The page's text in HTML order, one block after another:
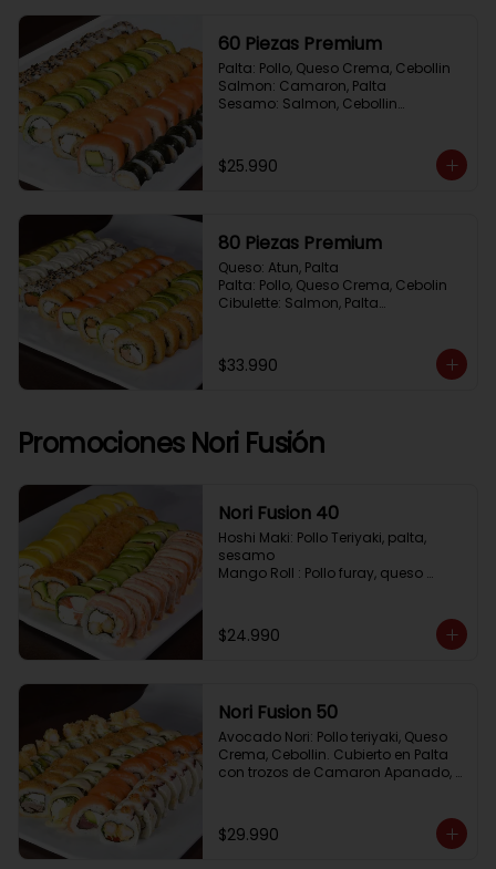
Albahaca,  envuelto en almendras
60 Piezas Premium
Palta: Pollo, Queso Crema, Cebollin
Salmon: Camaron, Palta
Sesamo: Salmon, Cebollin
Pimenton, Queso Crema
Hosomaki: Pollo Teriyaki
$25.990
80 Piezas Premium
Queso: Atun, Palta
Palta: Pollo, Queso Crema, Cebolin
Cibulette: Salmon, Palta
Frito 1: Champiñon Tempura,
Pimenton, Queso Crema
Cebollin
$33.990
Promociones Nori Fusión
Nori Fusion 40
Hoshi Maki: Pollo Teriyaki, palta,
sesamo
Mango Roll : Pollo furay, queso
Avocado Oriental: Salmon,
Kanikama, Queso crema, cubierto
Salmon, bañado en salsa
Acevichada
$24.990
Nori Fusion 50
Avocado Nori: Pollo teriyaki, Queso
Crema, Cebollin. Cubierto en Palta
con trozos de Camaron Apanado,
Palta, cubierto en Salmon
Shirosakana Oriental: Pescado
$29.990